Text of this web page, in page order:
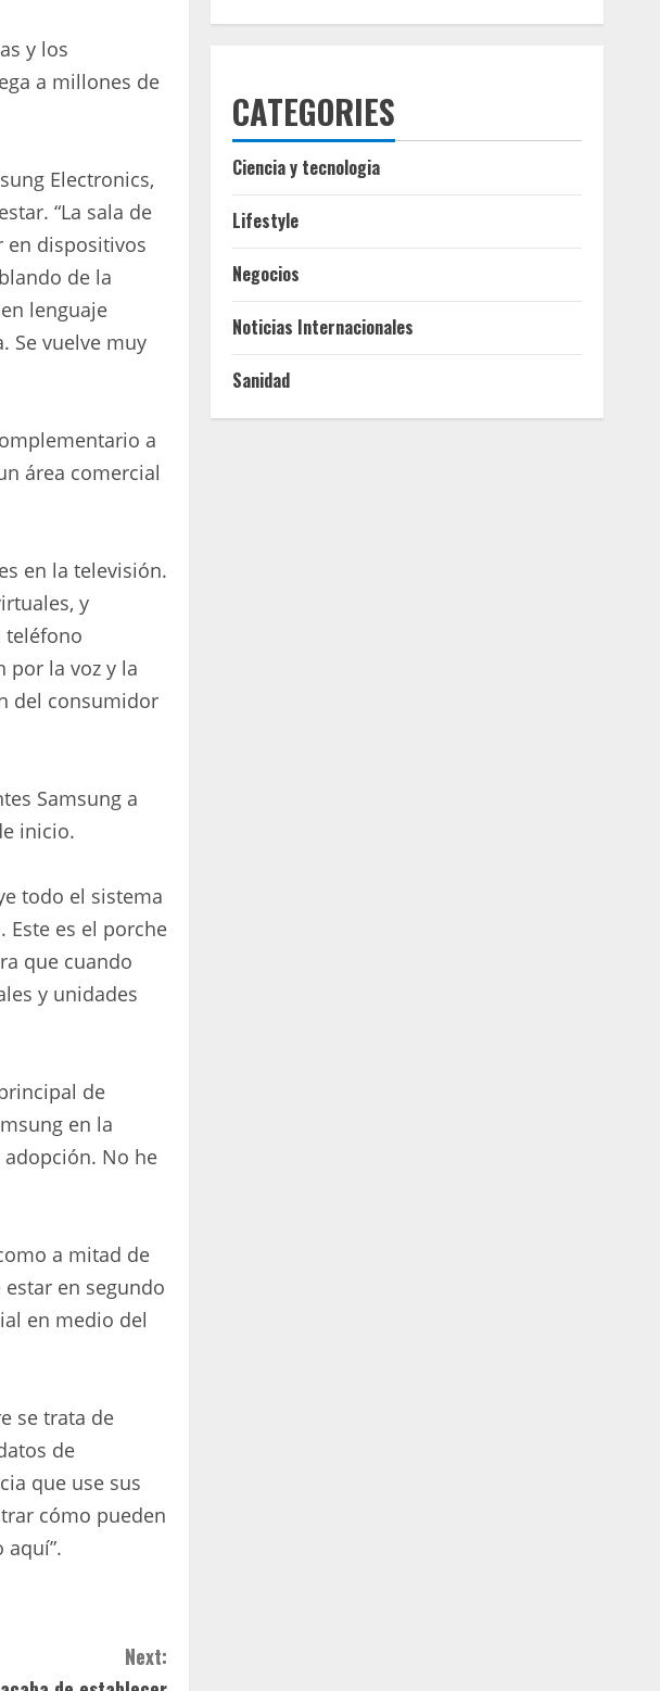
y los
a millones de
Electronics,
“La sala de
en dispositivos
de la
lenguaje
Se vuelve muy
a
área comercial
en la televisión.
y
teléfono
por la voz y la
del consumidor
Samsung a
inicio.
todo el sistema
es el porche
que cuando
y unidades
de
en la
No he
a mitad de
en segundo
en medio del
se trata de
de
que use sus
cómo pueden
aquí”.
Next:
CATEGORIES
Ciencia y tecnologia
Lifestyle
Negocios
Noticias Internacionales
Sanidad